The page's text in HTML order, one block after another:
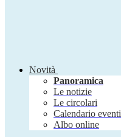
Novità
Panoramica
Le notizie
Le circolari
Calendario eventi
Albo online